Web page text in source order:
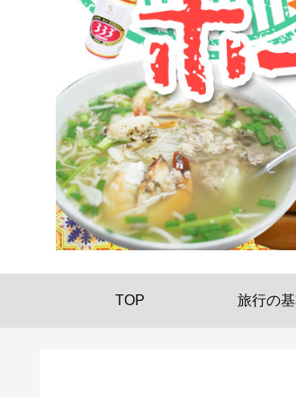
TOP 旅行の